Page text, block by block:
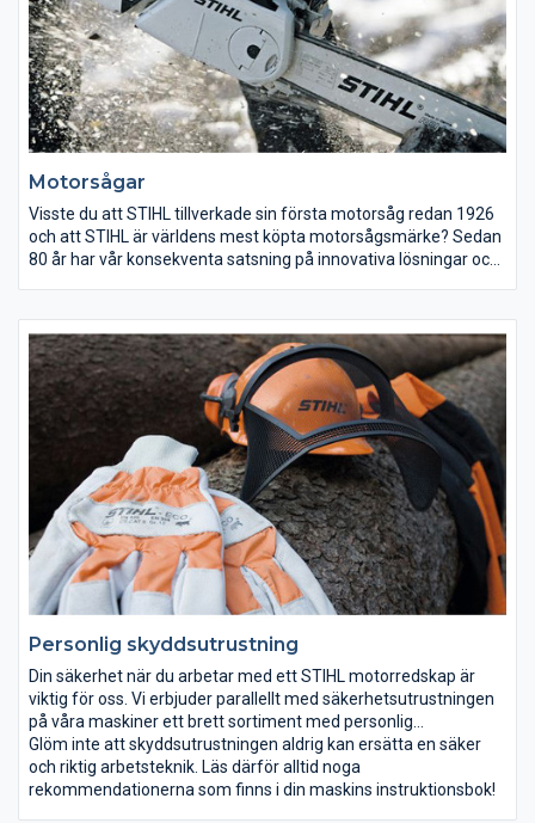
Motorsågar
Visste du att STIHL tillverkade sin första motorsåg redan 1926
och att STIHL är världens mest köpta motorsågsmärke? Sedan
80 år har vår konsekventa satsning på innovativa lösningar och
Mycket beror på vad du skall använda sågen till och hur ofta. I
vårt sortiment finns en motorsåg för varje arbetsuppgift: från
den minsta kompaktsågen upp till den allra starkaste
proffssågen. I vår online produktkatalog hittar du mer
information om varje modell eller besök din närmaste STIHL
Servande Fackhandlare, som gärna hjälper dig.
Personlig skyddsutrustning
Din säkerhet när du arbetar med ett STIHL motorredskap är
viktig för oss. Vi erbjuder parallellt med säkerhetsutrustningen
på våra maskiner ett brett sortiment med personlig
skyddsutrustning. Skyddsutrustningen skall inte bara vara ett
skydd mot skador, den skall också skydda mot väder och vind,
samtidigt som den skall vara bekväm att ha på sig. Bara den
Glöm inte att skyddsutrustningen aldrig kan ersätta en säker
och riktig arbetsteknik. Läs därför alltid noga
rekommendationerna som finns i din maskins instruktionsbok!